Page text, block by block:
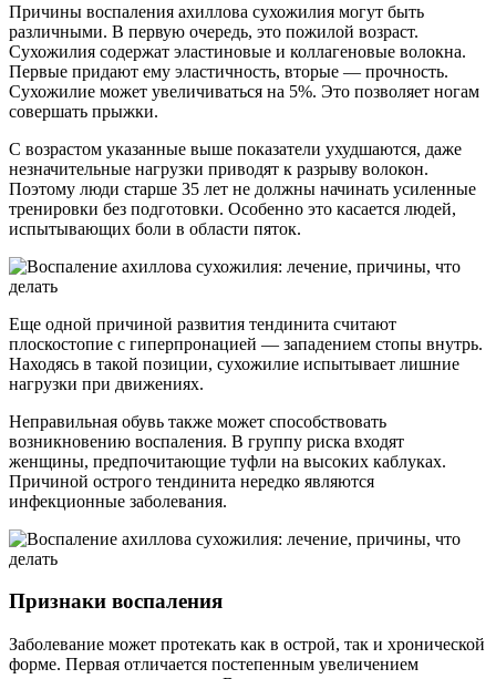
Причины воспаления ахиллова сухожилия могут быть
различными. В первую очередь, это пожилой возраст.
Сухожилия содержат эластиновые и коллагеновые волокна.
Первые придают ему эластичность, вторые — прочность.
Сухожилие может увеличиваться на 5%. Это позволяет ногам
совершать прыжки.
С возрастом указанные выше показатели ухудшаются, даже
незначительные нагрузки приводят к разрыву волокон.
Поэтому люди старше 35 лет не должны начинать усиленные
тренировки без подготовки. Особенно это касается людей,
испытывающих боли в области пяток.
Еще одной причиной развития тендинита считают
плоскостопие с гиперпронацией — западением стопы внутрь.
Находясь в такой позиции, сухожилие испытывает лишние
нагрузки при движениях.
Неправильная обувь также может способствовать
возникновению воспаления. В группу риска входят
женщины, предпочитающие туфли на высоких каблуках.
Причиной острого тендинита нередко являются
инфекционные заболевания.
Признаки воспаления
Заболевание может протекать как в острой, так и хронической
форме. Первая отличается постепенным увеличением